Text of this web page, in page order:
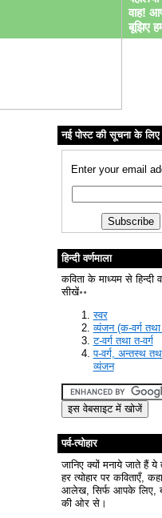
वाह!
बूझिए
नई पोस्ट की सूचना के लिए
Enter your email
हिन्दी वर्णमाला
कविता के माध्यम से हिन्दी
सीखें॰॰
स्वर
व्यंजन (क-वर्ग तथा
ट-वर्ग तथा त-वर्ग
प-वर्ग, अन्तस्थ
व्यंजन
पर्व-त्योहार
जानिए क्यों मनाये जाते हैं ये
हर त्योहार पर कविताएँ,
आलेख, सिर्फ आपके लिए,
की ओर से।